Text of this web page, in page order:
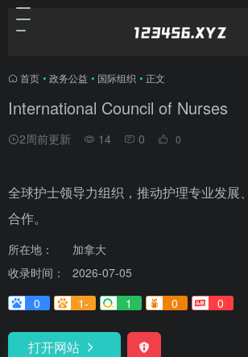
首页 • 政务公益 • 国际组织 • 正文
International Council of Nurses
2周前更新 14 0 0
全球护士领导力组织，推动护理专业发展
合作。
所在地：
加拿大
收录时间：
2026-07-05
0
1- 1 0 0
打开网站